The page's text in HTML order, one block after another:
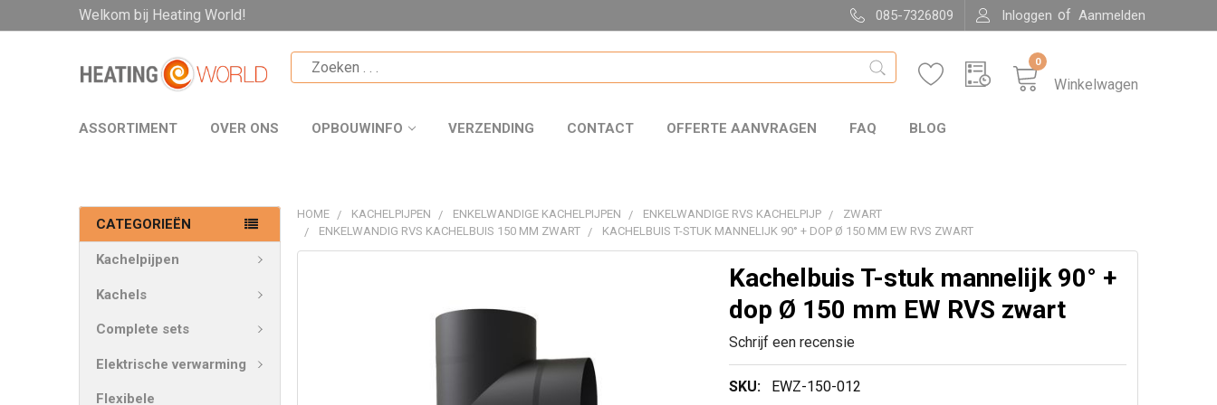
Welkom bij Heating World! 085-7326809 Inloggen of Aanmelden
Winkelwagen
0
ASSORTIMENT OVER ONS OPBOUWINFO VERZENDING CONTACT OFFERTE AANVRAGEN FAQ BLOG
CATEGORIEËN
Kachelpijpen
Kachels
Complete sets
Elektrische verwarming
Flexibele
HOME KACHELPIJPEN ENKELWANDIGE KACHELPIJPEN ENKELWANDIGE RVS KACHELPIJP
ZWART
ENKELWANDIG RVS KACHELBUIS 150 MM ZWART
KACHELBUIS T-STUK MANNELIJK 90° + DOP Ø 150 MM EW RVS ZWART
Kachelbuis T-stuk mannelijk 90° +
dop Ø 150 mm EW RVS zwart
Schrijf een recensie
SKU: EWZ-150-012